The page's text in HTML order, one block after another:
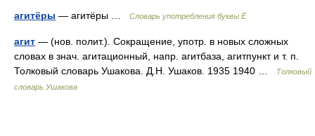
агитёры — агитёры … Словарь употребления буквы Ё
агит — (нов. полит.). Сокращение, употр. в новых сложных
словах в знач. агитационный, напр. агитбаза, агитпункт и т. п.
Толковый словарь Ушакова. Д.Н. Ушаков. 1935 1940 …
Толковый
словарь Ушакова